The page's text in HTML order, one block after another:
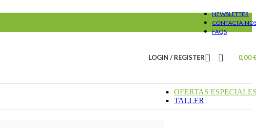
NEWSLETTER
CONTACTA-
FAQS
LOGIN / REGISTER 0,00
OFERTAS
TALLER